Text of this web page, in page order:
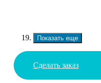
Показать еще
Сделать заказ